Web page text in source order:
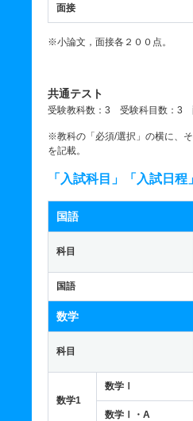
面接
※小論文，面接各２００点。
共通テスト
受験教科数：3 受験科目数：3
※教科の「必須/選択」の横に、
を記載。
「入試科目」「入試日
国語
科目
国語
数学
科目
数学1
数学Ⅰ
数学Ⅰ・A